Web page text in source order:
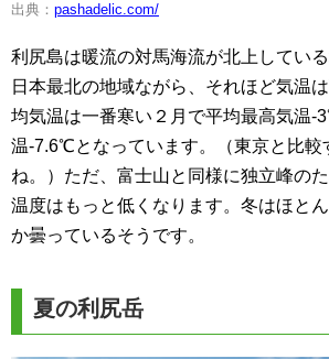
出典： pashadelic.com/
利尻島は暖流の対馬海流が北上している
日本最北の地域ながら、それほど気温
均気温は一番寒い２月で平均最高気温-
温-7.6℃となっています。（東京と比較
ね。）ただ、富士山と同様に独立峰の
温度はもっと低くなります。冬はほと
か曇っているそうです。
夏の利尻岳